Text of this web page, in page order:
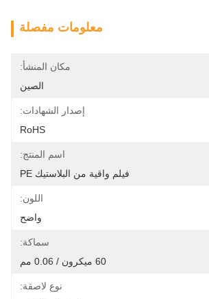
معلومات مفصلة
مكان المنشأ:
الصين
إصدار الشهادات:
RoHS
اسم المنتج:
فيلم واقية من البلاستيك PE
اللون:
واضح
سماكة:
60 ميكرون / 0.06 مم
نوع لاصقة: